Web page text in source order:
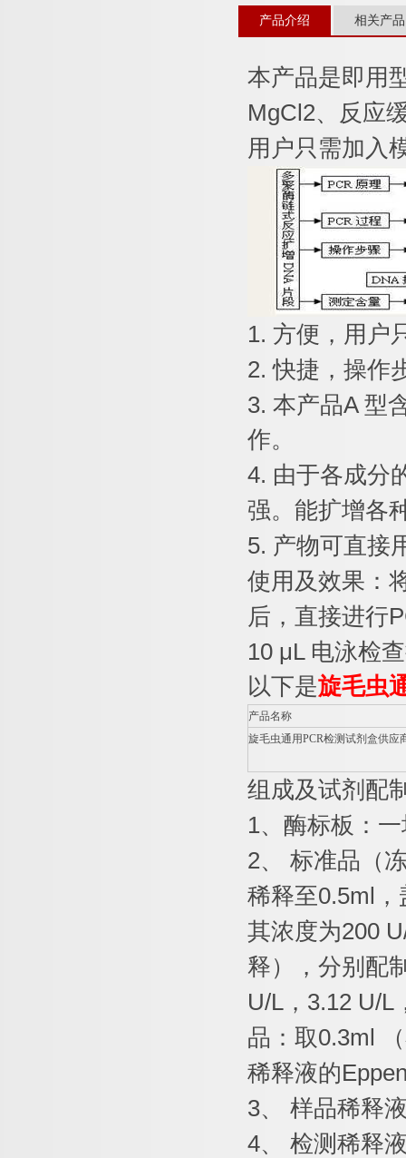
产品介绍 相关产品
本产品是即用
MgCl2、反应
用户只需加入
1. 方便，用户
2.快捷，操作
3. 本产品A 型
作。
4. 由于各成分
强。能扩增各
5. 产物可直接
使用及效果：
后，直接进行
10 μL 电泳检
以下是旋毛虫
产品名称
旋毛虫通用PCR检测试剂盒供应
组成及试剂配
1、酶标板：
2、
标准品（
稀释至0.5ml
其浓度为200
释），分别配
U/L ， 3.12 U/L
品：取0.3ml
稀释液的
3、 样品稀释
4、 检测稀释